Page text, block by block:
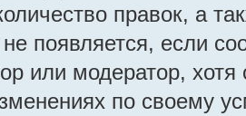
правок, а
появляется, если
или модератор,
по своему